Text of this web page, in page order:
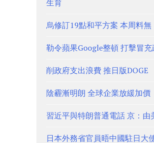
生育
烏修訂19點和平方案 本周料無
勒令蘋果Google整頓 打擊冒
削政府支出浪費 推日版DOGE
陰霾漸明朗 全球企業放緩加價
習近平與特朗普通電話 京：由
日本外務省官員晤中國駐日大